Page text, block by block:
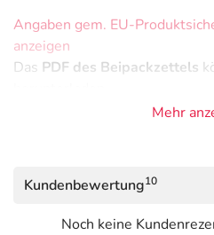
Angaben gem. EU-
anzeigen
Das PDF des Beipackzettels
Mehr
Kundenbewertung10
Noch keine